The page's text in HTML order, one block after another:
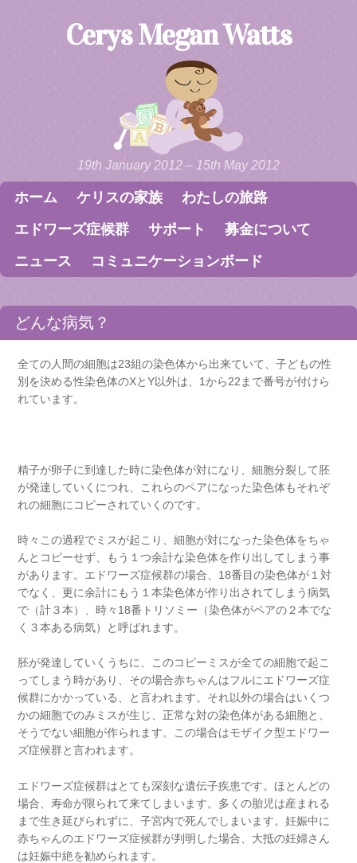
Cerys Megan Watts
19th January 2012 – 15th May 2012
Menu
Skip to content
ホーム ケリスの家族
わたしの旅路
エドワーズ症候群
サポート
募金について
ニュース
コミュニケーションボード
どんな病気？
全ての人間の細胞は23組の染色体から出来ていて、子どもの性
別を決める性染色体のXとY以外は、1から22まで番号が付けら
れています。
精子が卵子に到達した時に染色体が対になり、細胞分裂して胚
が発達していくにつれ、これらのペアになった染色体もそれぞ
れの細胞にコピーされていくのです。
時々この過程でミスが起こり、細胞が対になった染色体をちゃ
んとコピーせず、もう１つ余計な染色体を作り出してしまう事
があります。エドワーズ症候群の場合、18番目の染色体が１対
でなく、更に余計にもう１本染色体が作り出されてしまう病気
で（計３本）、時々18番トリソミー（染色体がペアの２本でな
く３本ある病気）と呼ばれます。
胚が発達していくうちに、このコピーミスが全ての細胞で起こ
ってしまう時があり、その場合赤ちゃんはフルにエドワーズ症
候群にかかっている、と言われます。それ以外の場合はいくつ
かの細胞でのみミスが生じ、正常な対の染色体がある細胞と、
そうでない細胞が作られます。この場合はモザイク型エドワー
ズ症候群と言われます。
エドワーズ症候群はとても深刻な遺伝子疾患です。ほとんどの
場合、寿命が限られて来てしまいます。多くの胎児は産まれる
まで生き延びられずに、子宮内で死んでしまいます。妊娠中に
赤ちゃんのエドワーズ症候群が判明した場合、大抵の妊婦さん
は妊娠中絶を勧められます。